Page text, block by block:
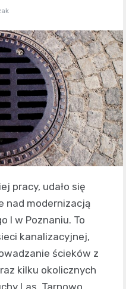
pracy, udało się
nad modernizacją
I w Poznaniu. To
kanalizacyjnej,
ścieków z
kilku okolicznych
Las, Tarnowo